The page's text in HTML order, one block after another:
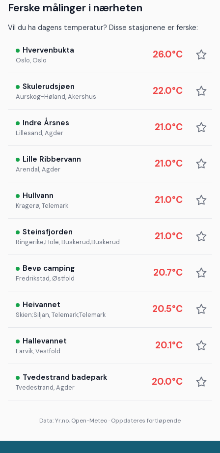
Ferske målinger i nærheten
Vil du ha dagens temperatur? Disse stasjonene er ferske:
Hvervenbukta
Oslo, Oslo 26.0°C
Skulerudsjøen
Aurskog-Høland, Akershus 22.0°C
Indre Årsnes
Lillesand, Agder 21.0°C
Lille Ribbervann
Arendal, Agder 21.0°C
Hullvann
Kragerø, Telemark 21.0°C
Steinsfjorden
Ringerike;Hole, Buskerud;Buskerud 21.0°C
Bevø camping
Fredrikstad, Østfold 20.7°C
Heivannet
Skien;Siljan, Telemark;Telemark 20.5°C
Hallevannet
Larvik, Vestfold 20.1°C
Tvedestrand badepark
Tvedestrand, Agder 20.0°C
Data: Yr.no, Open-Meteo · Oppdateres fortløpende